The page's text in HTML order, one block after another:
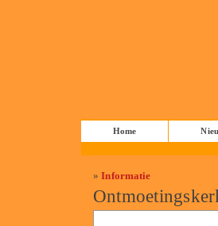
Home
»Informatie